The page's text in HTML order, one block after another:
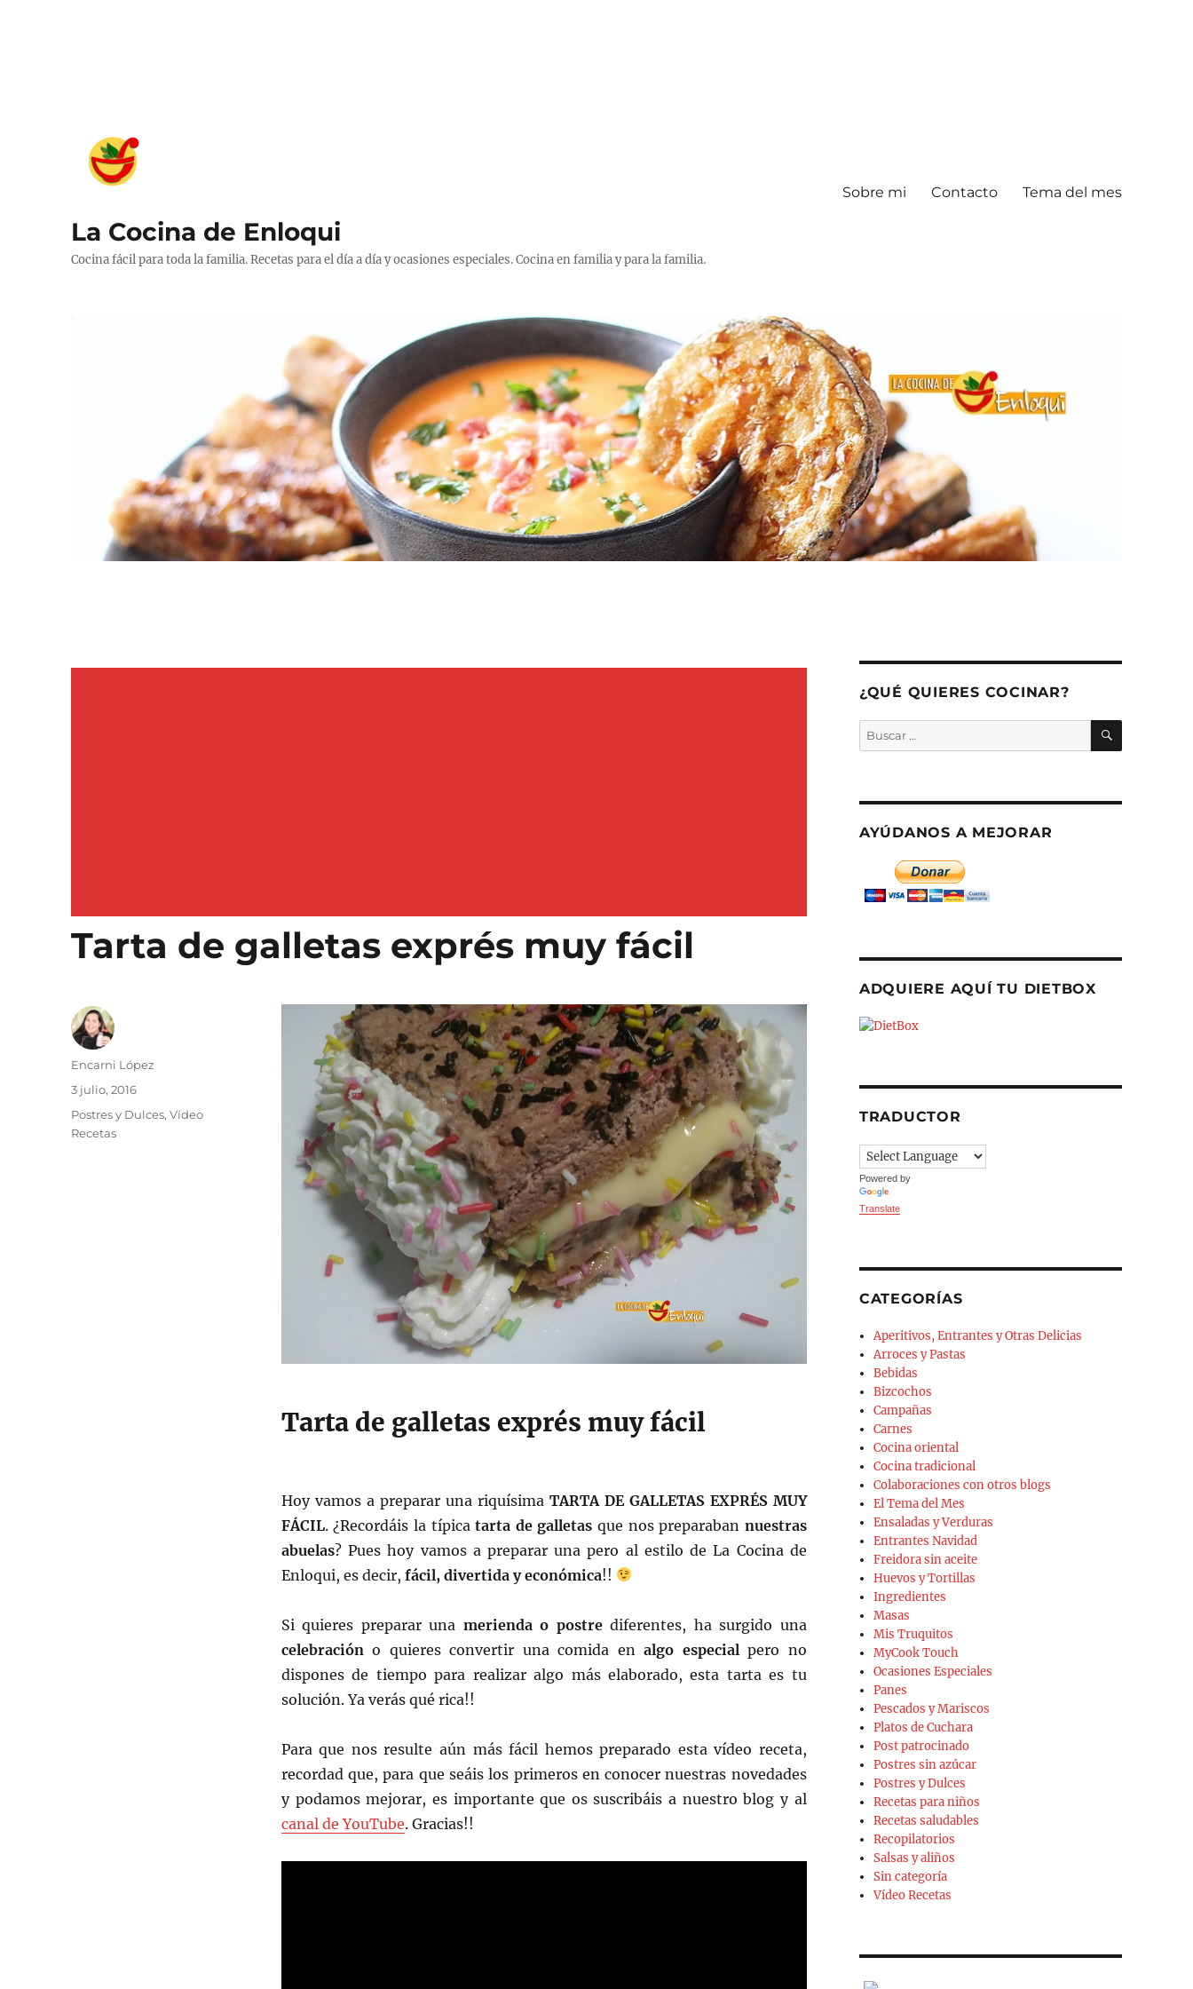
La Cocina de Enloqui
Cocina fácil para toda la familia. Recetas para el día a día y ocasiones especiales. Cocina en familia y para la familia.
Sobre mi Contacto Tema del mes
Tarta de galletas exprés muy fácil
Tarta de galletas exprés muy fácil
Hoy vamos a preparar una riquísima TARTA DE GALLETAS EXPRÉS MUY
FÁCIL. ¿Recordáis la típicatarta de galletas que nos preparaban nuestras
abuelas? Pues hoy vamos a preparar una pero al estilo de La Cocina de
Enloqui, es decir, fácil, divertida y económica!!
Si quieres preparar una merienda o postrediferentes, ha surgido una
celebración o quieres convertir una comida enalgo especial pero no
dispones de tiempo para realizar algo más elaborado, esta tarta es tu
solución. Ya verás qué rica!!
Para que nos resulte aún más fácil hemos preparado esta vídeo receta,
recordad que, para que seáis los primeros en conocer nuestras novedades
y podamos mejorar, es importante que os suscribáis a nuestro blog y al
canal de YouTube. Gracias!!
Autor
Encarni López
Publicado
3 julio, 2016
Categorías
Postres y Dulces,Vídeo
Recetas
¿QUÉ QUIERES COCINAR?
Buscar
por:
BUSCAR
AYÚDANOS A MEJORAR
ADQUIERE AQUÍ TU DIETBOX
TRADUCTOR
Powered by
Translate
CATEGORÍAS
Aperitivos, Entrantes y Otras Delicias
Arroces y Pastas
Bebidas
Bizcochos
Campañas
Carnes
Cocina oriental
Cocina tradicional
Colaboraciones con otros blogs
El Tema del Mes
Ensaladas y Verduras
Entrantes Navidad
Freidora sin aceite
Huevos y Tortillas
Ingredientes
Masas
Mis Truquitos
MyCook Touch
Ocasiones Especiales
Panes
Pescados y Mariscos
Platos de Cuchara
Post patrocinado
Postres sin azúcar
Postres y Dulces
Recetas para niños
Recetas saludables
Recopilatorios
Salsas y aliños
Sin categoría
Vídeo Recetas